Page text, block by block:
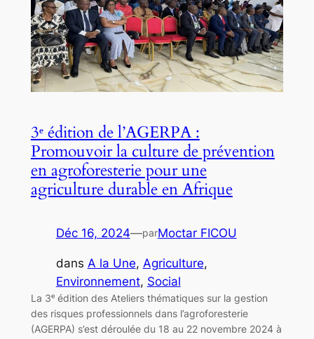
3ᵉ édition de l’AGERPA :
Promouvoir la culture de prévention
en agroforesterie pour une
agriculture durable en Afrique
Déc 16, 2024—parMoctar FICOU
dans A la Une, Agriculture
Environnement, Social
La 3ᵉ édition des Ateliers thématiques sur la gestion
des risques professionnels dans l’agroforesterie
(AGERPA) s’est déroulée du 18 au 22 novembre 2024 à